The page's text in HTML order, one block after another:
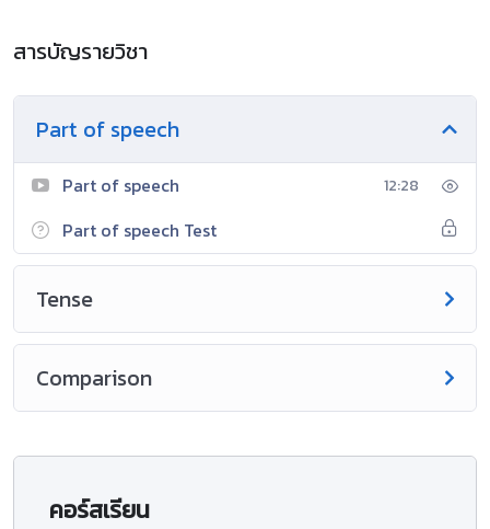
สารบัญรายวิชา
Part of speech
Part of speech 12:28
Part of speech Test
Tense
Comparison
คอร์สเรียน